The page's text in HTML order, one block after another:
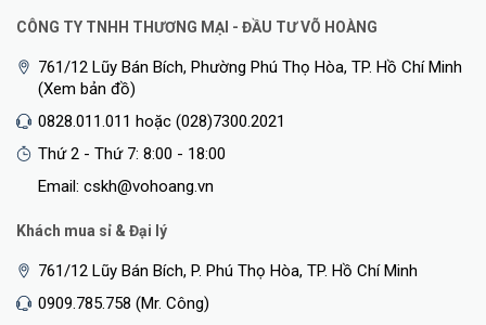
CÔNG TY TNHH THƯƠNG MẠI - ĐẦU TƯ VÕ HOÀNG
761/12 Lũy Bán Bích, Phường Phú Thọ Hòa, TP. Hồ Chí Minh
(Xem bản đồ)
0828.011.011 hoặc (028)7300.2021
Thứ 2 - Thứ 7: 8:00 - 18:00
Email: cskh@vohoang.vn
Khách mua sỉ & Đại lý
761/12 Lũy Bán Bích, P. Phú Thọ Hòa, TP. Hồ Chí Minh
0909.785.758 (Mr. Công)